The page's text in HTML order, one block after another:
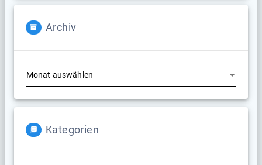
Archiv
Kategorien